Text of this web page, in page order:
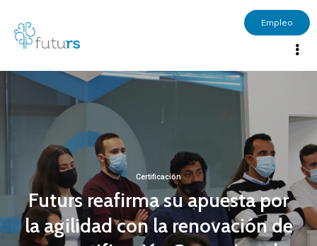
Empleo
Certificación
Futurs reafirma su apuesta por
la agilidad con la renovación de